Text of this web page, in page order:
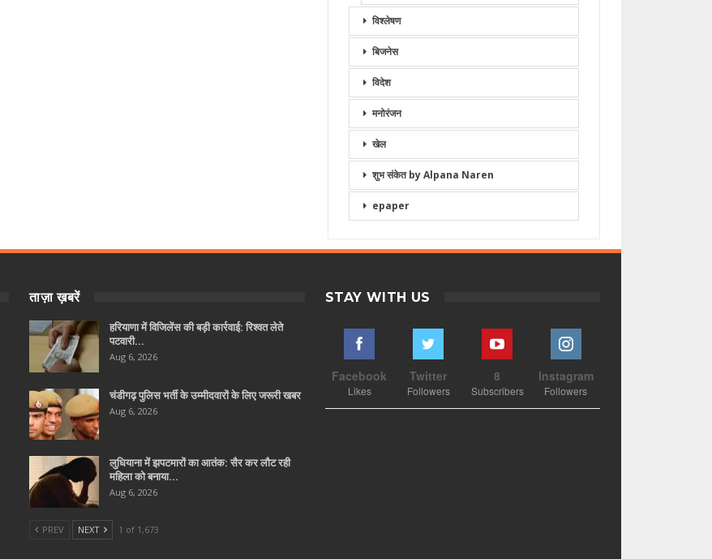
विश्लेषण
बिजनेस
विदेश
मनोरंजन
खेल
शुभ संकेत by Alpana Naren
epaper
ताज़ा ख़बरें
हरियाणा में विजिलेंस की बड़ी कार्रवाई: रिश्वत लेते
पटवारी…
Aug 6, 2026
चंडीगढ़ पुलिस भर्ती के उम्मीदवारों के लिए जरूरी खबर
Aug 6, 2026
लुधियाना में झपटमारों का आतंक: सैर कर लौट रही
महिला को बनाया…
Aug 6, 2026
PREV NEXT 1 of 1,673
STAY WITH US
Facebook
Likes
Twitter
Followers
8
Subscribers
Instagram
Followers